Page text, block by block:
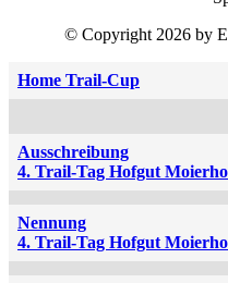
© Copyright 2026 by
Home Trail-Cup
Ausschreibung
4. Trail-Tag Hofgut
Nennung
4. Trail-Tag Hofgut